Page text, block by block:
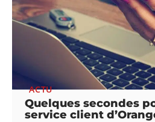
ACTU
Quelques secondes
service client